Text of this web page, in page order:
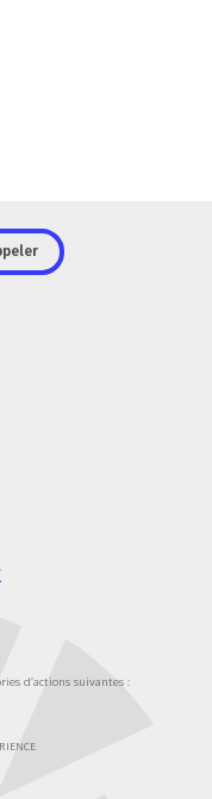
d’actions suivantes :